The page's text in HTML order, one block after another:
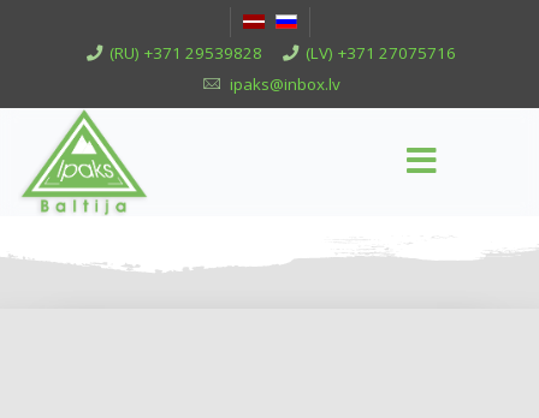
(RU) +371 29539828
(LV) +371 27075716
ipaks@inbox.lv